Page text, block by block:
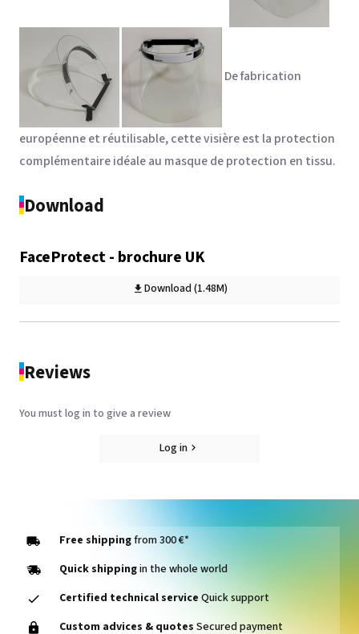
De fabrication
européenne et réutilisable, cette visière est la protection
complémentaire idéale au masque de protection en tissu.
Download
FaceProtect - brochure UK
Download (1.48M)
Reviews
You must log in to give a review
Log in
Free shippingfrom 300 €*
Quick shippingin the whole world
Certified technical service Quick support
Custom advices & quotes Secured payment